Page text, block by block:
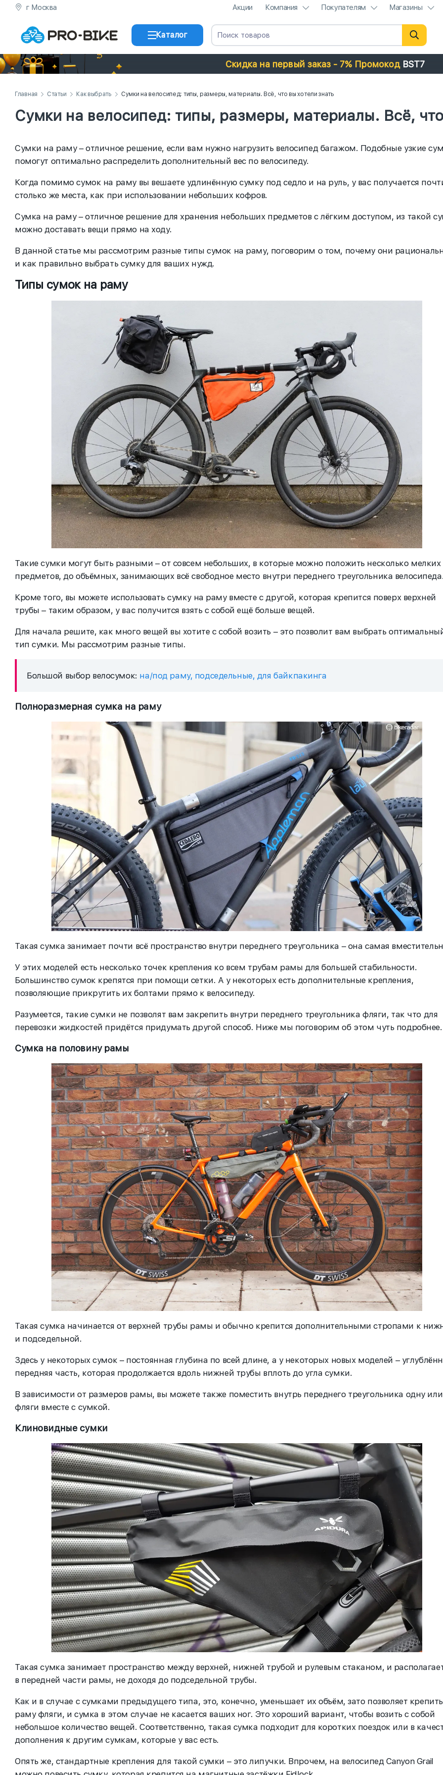
г Москва Акции Компания Покупателям Магазины
Каталог
Скидка на первый заказ - 7% Промокод BST7
Главная Статьи Как выбрать Сумки на велосипед: типы, размеры, материалы. Всё, что вы хотели знать
Сумки на велосипед: типы, размеры, материалы. Всё, что
Сумки на раму – отличное решение, если вам нужно нагрузить велосипед багажом. Подобные узкие
помогут оптимально распределить дополнительный вес по велосипеду.
Когда помимо сумок на раму вы вешаете удлинённую сумку под седло и на руль, у вас получается
столько же места, как при использовании небольших кофров.
Сумка на раму – отличное решение для хранения небольших предметов с лёгким доступом, из такой
можно доставать вещи прямо на ходу.
В данной статье мы рассмотрим разные типы сумок на раму, поговорим о том, почему они
и как правильно выбрать сумку для ваших нужд.
Типы сумок на раму
Такие сумки могут быть разными – от совсем небольших, в которые можно положить несколько мелких
предметов, до объёмных, занимающих всё свободное место внутри переднего треугольника
Кроме того, вы можете использовать сумку на раму вместе с другой, которая крепится поверх верхней
трубы – таким образом, у вас получится взять с собой ещё больше вещей.
Для начала решите, как много вещей вы хотите с собой возить – это позволит вам выбрать
тип сумки. Мы рассмотрим разные типы.
Большой выбор велосумок: на/под раму, подседельные, для байкпакинга
Полноразмерная сумка на раму
Такая сумка занимает почти всё пространство внутри переднего треугольника – она самая
У этих моделей есть несколько точек крепления ко всем трубам рамы для большей стабильности.
Большинство сумок крепятся при помощи сетки. А у некоторых есть дополнительные крепления,
позволяющие прикрутить их болтами прямо к велосипеду.
Разумеется, такие сумки не позволят вам закрепить внутри переднего треугольника фляги, так что для
перевозки жидкостей придётся придумать другой способ. Ниже мы поговорим об этом чуть подробнее.
Сумка на половину рамы
Такая сумка начинается от верхней трубы рамы и обычно крепится дополнительными стропами к
и подседельной.
Здесь у некоторых сумок – постоянная глубина по всей длине, а у некоторых новых моделей –
передняя часть, которая продолжается вдоль нижней трубы вплоть до угла сумки.
В зависимости от размеров рамы, вы можете также поместить внутрь переднего треугольника одну
фляги вместе с сумкой.
Клиновидные сумки
Такая сумка занимает пространство между верхней, нижней трубой и рулевым стаканом, и
в передней части рамы, не доходя до подседельной трубы.
Как и в случае с сумками предыдущего типа, это, конечно, уменьшает их объём, зато позволяет
раму фляги, и сумка в этом случае не касается ваших ног. Это хороший вариант, чтобы возить с собой
небольшое количество вещей. Соответственно, такая сумка подходит для коротких поездок или в
дополнения к другим сумкам, которые у вас есть.
Опять же, стандартные крепления для такой сумки – это липучки. Впрочем, на велосипед Canyon Grail